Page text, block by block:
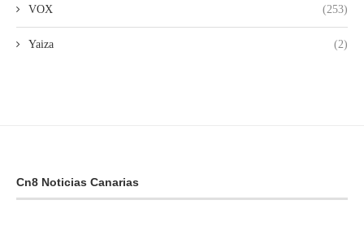
VOX (253)
Yaiza (2)
Cn8 Noticias Canarias